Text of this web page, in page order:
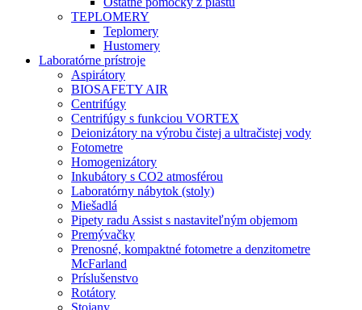
TEPLOMERY
Teplomery
Hustomery
Laboratórne prístroje
Aspirátory
BIOSAFETY AIR
Centrifúgy
Centrifúgy s funkciou VORTEX
Deionizátory na výrobu čistej a ultračistej vody
Fotometre
Homogenizátory
Inkubátory s CO2 atmosférou
Laboratórny nábytok (stoly)
Miešadlá
Pipety radu Assist s nastaviteľným objemom
Premývačky
Prenosné, kompaktné fotometre a denzitometre
McFarland
Príslušenstvo
Rotátory
Stojany